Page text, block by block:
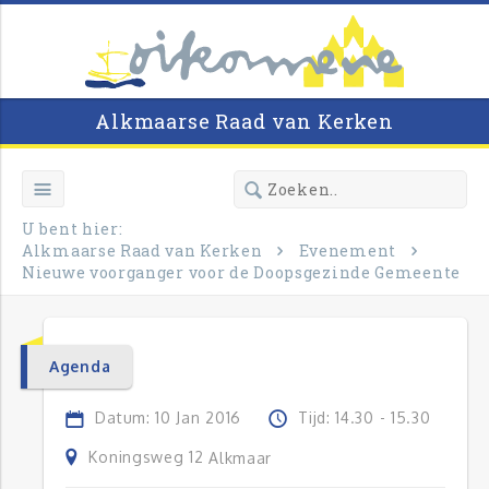
Alkmaarse Raad van Kerken
U bent hier:
Alkmaarse Raad van Kerken
Evenement
Nieuwe voorganger voor de Doopsgezinde Gemeente
Agenda
Datum: 10 Jan 2016 Tijd: 14.30 - 15.30
Koningsweg 12 Alkmaar